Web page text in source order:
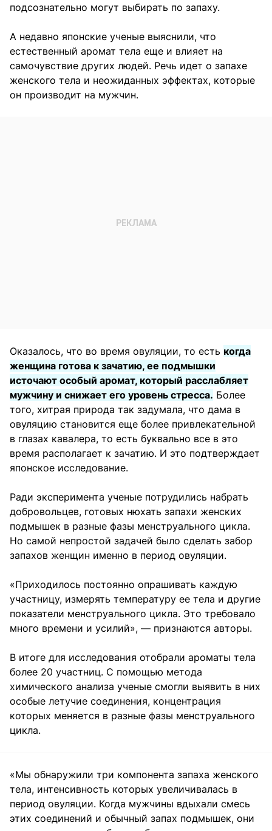
подсознательно могут выбирать по запаху.
А недавно японские ученые выяснили, что
естественный аромат тела еще и влияет на
самочувствие других людей. Речь идет о запахе
женского тела и неожиданных эффектах, которые
он производит на мужчин.
Оказалось, что во время овуляции, то есть когда
женщина готова к зачатию, ее подмышки
источают особый аромат, который расслабляет
мужчину и снижает его уровень стресса. Более
того, хитрая природа так задумала, что дама в
овуляцию становится еще более привлекательной
в глазах кавалера, то есть буквально все в это
время располагает к зачатию. И это подтверждает
японское исследование.
Ради эксперимента ученые потрудились набрать
добровольцев, готовых нюхать запахи женских
подмышек в разные фазы менструального цикла.
Но самой непростой задачей было сделать забор
запахов женщин именно в период овуляции.
«Приходилось постоянно опрашивать каждую
участницу, измерять температуру ее тела и другие
показатели менструального цикла. Это требовало
много времени и усилий», — признаются авторы.
В итоге для исследования отобрали ароматы тела
более 20 участниц. С помощью метода
химического анализа ученые смогли выявить в них
особые летучие соединения, концентрация
которых меняется в разные фазы менструального
цикла.
«Мы обнаружили три компонента запаха женского
тела, интенсивность которых увеличивалась в
период овуляции. Когда мужчины вдыхали смесь
этих соединений и обычный запах подмышек, они